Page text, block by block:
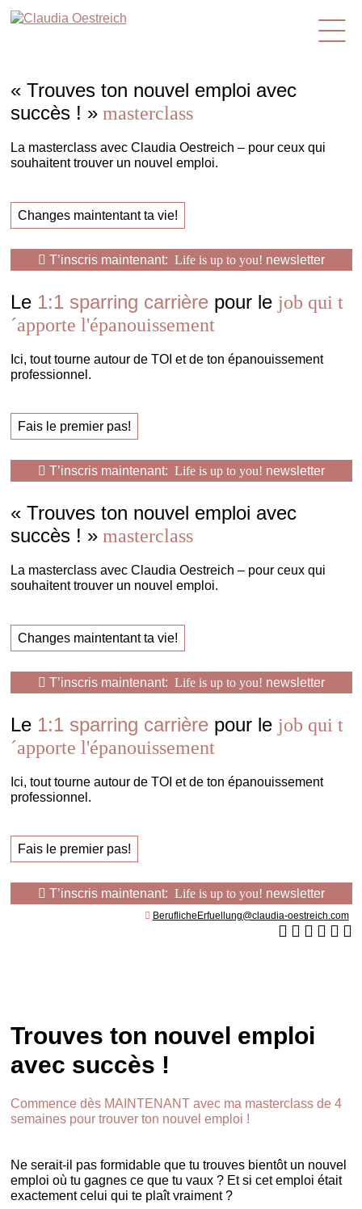
fr
« Trouves ton nouvel emploi avec
succès ! »masterclass
La masterclass avec Claudia Oestreich – pour ceux qui
souhaitent trouver un nouvel emploi.
Changes maintentant ta vie!
T’inscris maintenant: Life is up to you! newsletter
Le 1:1 sparring carrièrepour le job qui t
´apporte l'épanouissement
Ici, tout tourne autour de TOI et de ton épanouissement
professionnel.
Fais le premier pas!
T’inscris maintenant: Life is up to you! newsletter
« Trouves ton nouvel emploi avec
succès ! »masterclass
La masterclass avec Claudia Oestreich – pour ceux qui
souhaitent trouver un nouvel emploi.
Changes maintentant ta vie!
T’inscris maintenant: Life is up to you! newsletter
Le 1:1 sparring carrièrepour le job qui t
´apporte l'épanouissement
Ici, tout tourne autour de TOI et de ton épanouissement
professionnel.
Fais le premier pas!
T’inscris maintenant: Life is up to you! newsletter
BeruflicheErfuellung@claudia-oestreich.com
Trouves ton nouvel emploi
avec succès !
Commence dès MAINTENANT avec ma masterclass de 4
semaines pour trouver ton nouvel emploi !
Ne serait-il pas formidable que tu trouves bientôt un nouvel
emploi où tu gagnes ce que tu vaux ? Et si cet emploi était
exactement celui qui te plaît vraiment ?